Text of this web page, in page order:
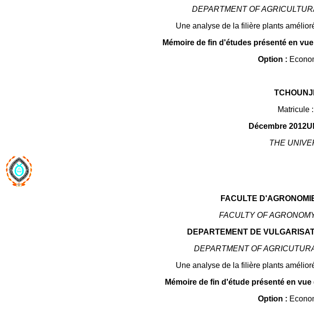
DEPARTMENT OF
Une analyse de la filière plants
Mémoire de fin d'études présenté en
Option :
Matricule
Décembre
THE
FACULTE
FACULTY OF
DEPARTEMENT DE
DEPARTMENT OF
Une analyse de la filière plants
Mémoire de fin d'étude présenté en
Option :